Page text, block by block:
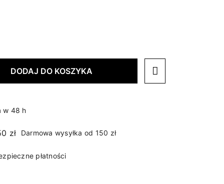
DODAJ DO KOSZYKA
w 48 h
Darmowa wysyłka od 150 zł
płatności